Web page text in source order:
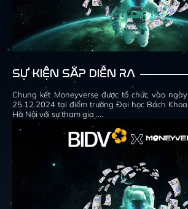
SỰ KIỆN SẮP DIỄN RA
Chung kết Moneyverse được tổ chức vào ngày
25.12.2024 tại điểm trường Đại học Bách Khoa
Hà Nội với sự tham gia ....